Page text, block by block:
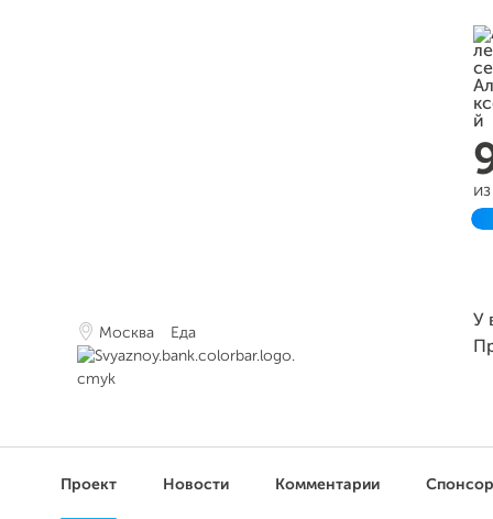
Москва Еда
У
Проект Новости Комментарии